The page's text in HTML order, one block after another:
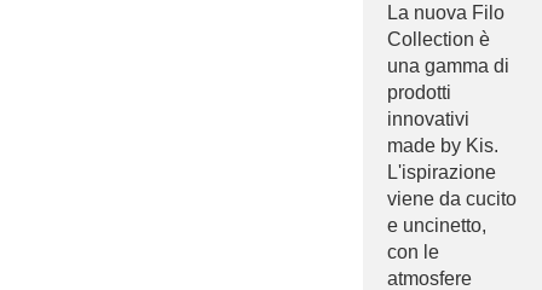
La nuova Filo
Collection è
una gamma di
prodotti
innovativi
made by Kis.
L'ispirazione
viene da cucito
e uncinetto,
con le
atmosfere